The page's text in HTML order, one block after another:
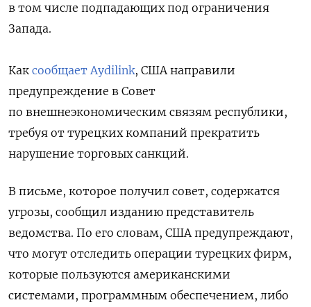
в том числе подпадающих под ограничения
Запада.
Как сообщает Aydilink, США направили
предупреждение в Совет
по внешнеэкономическим связям республики,
требуя от турецких компаний прекратить
нарушение торговых санкций.
В письме, которое получил совет, содержатся
угрозы, сообщил изданию представитель
ведомства. По его словам, США предупреждают,
что могут отследить операции турецких фирм,
которые пользуются американскими
системами, программным обеспечением, либо